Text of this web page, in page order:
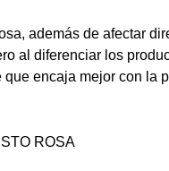
además de afectar
al diferenciar los
encaja mejor con la
ROSA